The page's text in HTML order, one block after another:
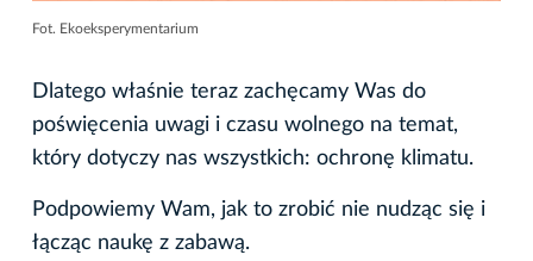
Fot. Ekoeksperymentarium
Dlatego właśnie teraz zachęcamy Was do
poświęcenia uwagi i czasu wolnego na temat,
który dotyczy nas wszystkich: ochronę klimatu.
Podpowiemy Wam, jak to zrobić nie nudząc się i
łącząc naukę z zabawą.